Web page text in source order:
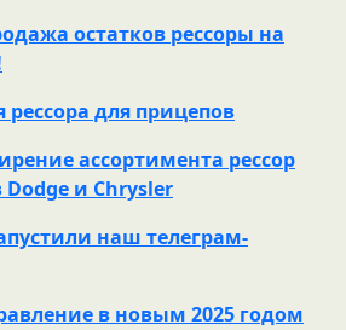
остатков рессоры на
рессора для прицепов
ассортимента рессор
и Chrysler
наш телеграм-
в новым 2025 годом